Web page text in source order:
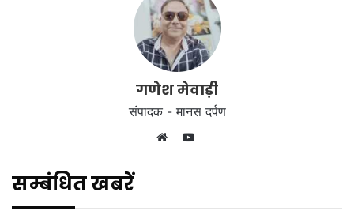
गणेश मेवाड़ी
संपादक - मानस दर्पण
YouTube
सम्बंधित खबरें